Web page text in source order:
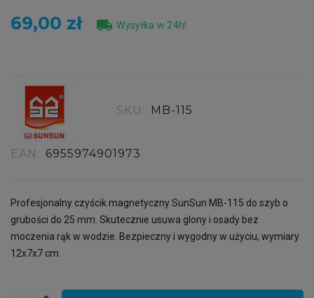
69,00 zł local_shipping Wysyłka w 24h!
SKU: MB-115
EAN: 6955974901973
Profesjonalny czyścik magnetyczny SunSun MB-115 do szyb o
grubości do 25 mm. Skutecznie usuwa glony i osady bez
moczenia rąk w wodzie. Bezpieczny i wygodny w użyciu, wymiary
12x7x7 cm.